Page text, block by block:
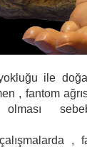
ile
, fantom
,